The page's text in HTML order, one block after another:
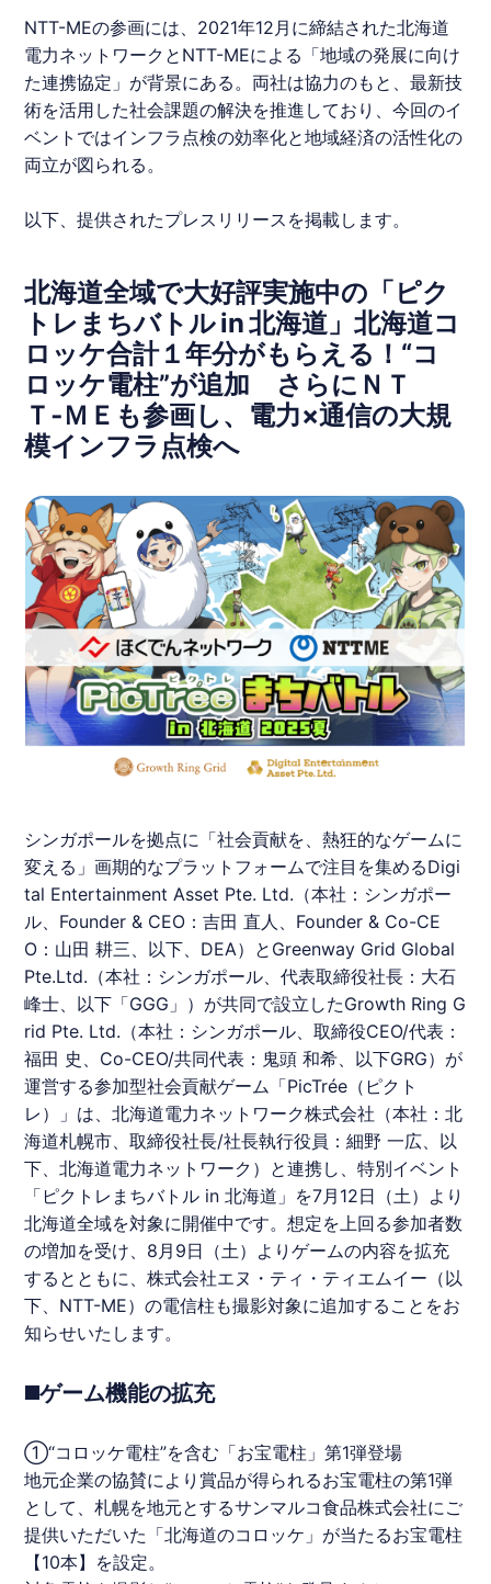
NTT-MEの参画には、2021年12月に締結された北海道
電力ネットワークとNTT-MEによる「地域の発展に向け
た連携協定」が背景にある。両社は協力のもと、最新技
術を活用した社会課題の解決を推進しており、今回のイ
ベントではインフラ点検の効率化と地域経済の活性化の
両立が図られる。
以下、提供されたプレスリリースを掲載します。
北海道全域で大好評実施中の「ピク
トレまちバトル in 北海道」北海道コ
ロッケ合計１年分がもらえる！“コ
ロッケ電柱”が追加 さらにＮＴ
Ｔ‑ＭＥも参画し、電力×通信の大規
模インフラ点検へ
シンガポールを拠点に「社会貢献を、熱狂的なゲームに
変える」画期的なプラットフォームで注目を集めるDigi
tal Entertainment Asset Pte. Ltd.（本社：シンガポー
ル、Founder & CEO：吉田 直人、Founder & Co-CE
O：山田 耕三、以下、DEA）とGreenway Grid Global
Pte.Ltd.（本社：シンガポール、代表取締役社長：大石
峰士、以下「GGG」）が共同で設立したGrowth Ring G
rid Pte. Ltd.（本社：シンガポール、取締役CEO/代表：
福田 史、Co-CEO/共同代表：鬼頭 和希、以下GRG）が
運営する参加型社会貢献ゲーム「PicTrée（ ピクト
レ ）」は、北海道電力ネットワーク株式会社（本社：北
海道札幌市、取締役社長/社長執行役員：細野 一広、以
下、北海道電力ネットワーク）と連携し、特別イベント
「 ピクトレ まちバトル in北海道 」を7月12日（土）より
北海道全域を対象に開催中です。想定を上回る参加者数
の増加を受け、8月9日（土）よりゲームの内容を拡充
するとともに、株式会社エヌ・ティ・ティエムイー（以
下、NTT-ME）の電信柱も撮影対象に追加することをお
知らせいたします。
◼️ゲーム機能の拡充
①“コロッケ電柱”を含む「お宝電柱」第1弾登場
地元企業の協賛により賞品が得られるお宝電柱の第1弾
として、札幌を地元とするサンマルコ食品株式会社にご
提供いただいた「北海道のコロッケ」が当たるお宝電柱
【10本】を設定。